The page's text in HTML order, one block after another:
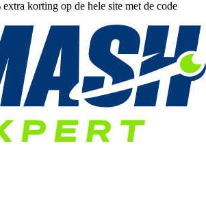
korting op de hele site met de code